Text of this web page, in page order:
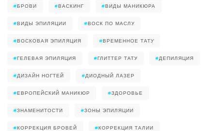
#БРОВИ #ВАСКИНГ #ВИДЫ МАНИКЮРА
#ВИДЫ ЭПИЛЯЦИИ #ВОСК ПО МАСЛУ
#ВОСКОВАЯ ЭПИЛЯЦИЯ #ВРЕМЕННОЕ ТАТУ
#ГЕЛЕВАЯ ЭПИЛЯЦИЯ #ГЛИТТЕР ТАТУ #ДЕПИЛЯЦИЯ
#ДИЗАЙН НОГТЕЙ #ДИОДНЫЙ ЛАЗЕР
#ЕВРОПЕЙСКИЙ МАНИКЮР #ЗДОРОВЬЕ
#ЗНАМЕНИТОСТИ #ЗОНЫ ЭПИЛЯЦИИ
#КОРРЕКЦИЯ БРОВЕЙ #КОРРЕКЦИЯ ТАЛИИ